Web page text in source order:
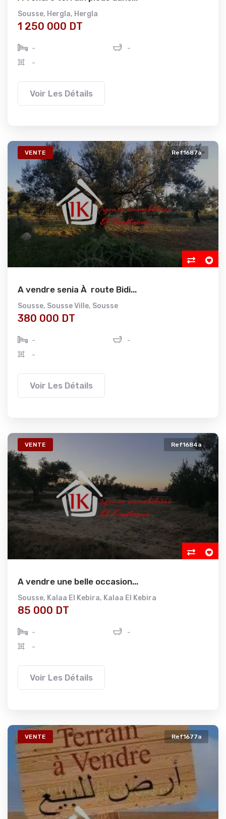
Sousse, Hergla, Hergla
1 250 000 DT
-
-
-
Voir Les Détails
VENTE Ref1687a
A vendre senia À route Bidi...
Sousse, Sousse Ville, Sousse
380 000 DT
-
-
-
Voir Les Détails
VENTE Ref1684a
A vendre une belle occasion...
Sousse, Kalaa El Kebira, Kalaa El Kebira
85 000 DT
-
-
-
Voir Les Détails
VENTE Ref1677a